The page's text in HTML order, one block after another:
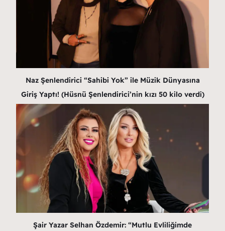
Naz Şenlendirici “Sahibi Yok” ile Müzik Dünyasına
Giriş Yaptı! (Hüsnü Şenlendirici’nin kızı 50 kilo verdi)
Şair Yazar Selhan Özdemir: “Mutlu Evliliğimde